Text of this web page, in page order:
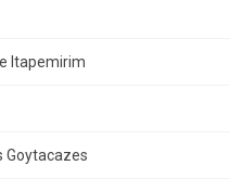
Itapemirim
Goytacazes